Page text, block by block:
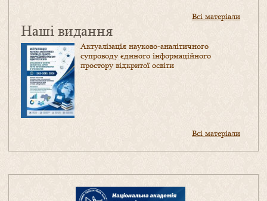
Всі матеріали
Наші видання
Актуалізація науково-аналітичного
супроводу єдиного інформаційного
простору відкритої освіти
Всі матеріали